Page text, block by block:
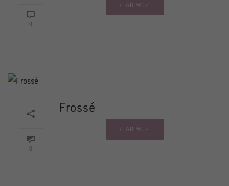
0
READ MORE
0
Frossé
READ MORE